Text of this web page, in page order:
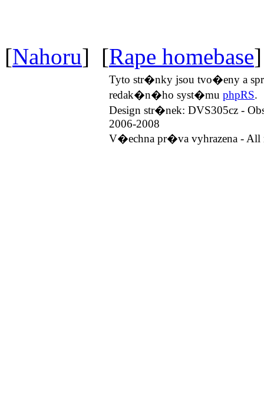
[Nahoru] [Rape homebase]
Tyto str�nky jsou tvo�eny a
redak�n�ho syst�mu phpRS.
Design str�nek: DVS305cz -
2006-2008
V�echna pr�va vyhrazena - All